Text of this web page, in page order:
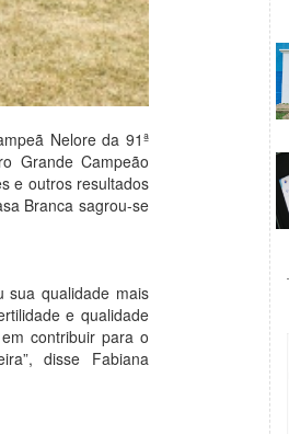
Nelore da 91ª
Grande Campeão
e outros resultados
Branca sagrou-se
sua qualidade mais
e qualidade
contribuir para o
disse Fabiana